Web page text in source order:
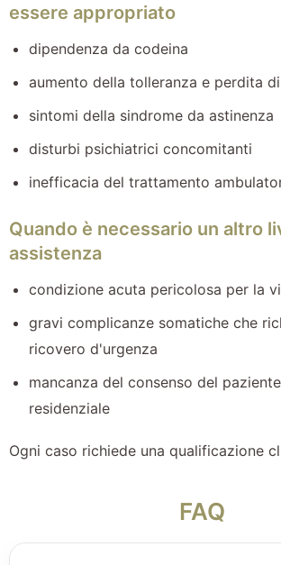
essere appropriato
dipendenza da codeina
aumento della tolleranza e perdita
sintomi della sindrome da astinenza
disturbi psichiatrici concomitanti
inefficacia del trattamento
Quando è necessario un altro
assistenza
condizione acuta pericolosa per la
gravi complicanze somatiche che
ricovero d'urgenza
mancanza del consenso del
residenziale
Ogni caso richiede una qualificazione
FAQ